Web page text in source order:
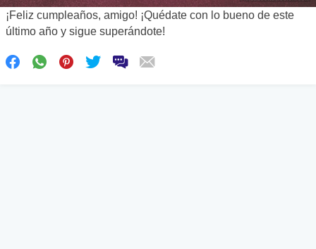
¡Feliz cumpleaños, amigo! ¡Quédate con lo bueno de este
último año y sigue superándote!